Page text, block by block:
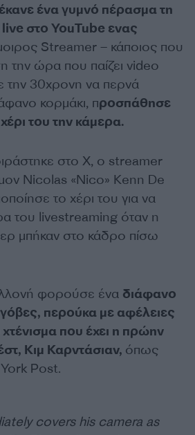
έκανε ένα γυμνό πέρασμα τη
live στο YouTube ενας
Streamer – κάποιος που
την ώρα που παίζει video
την 30χρονη να περνά
κορμάκι, προσπάθησε
του την κάμερα.
στο X, ο streamer
Nicolas «Nico» Kenn De
το χέρι του για να
του livestreaming όταν η
μπήκαν στο κάδρο πίσω
φορούσε ένα διάφανο
περούκα με αφέλειες
που έχει η πρώην
Κιμ Καρντάσιαν, όπως
Post.
covers his camera as